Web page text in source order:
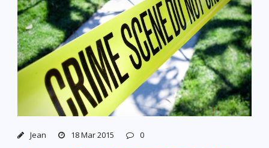
Jean 18 Mar 2015 0